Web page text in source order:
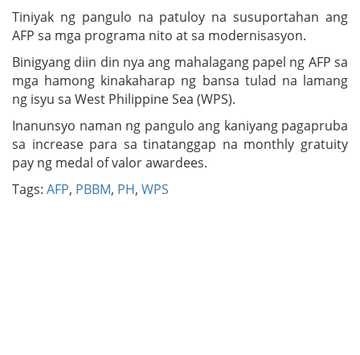
Tiniyak ng pangulo na patuloy na susuportahan ang
AFP sa mga programa nito at sa modernisasyon.
Binigyang diin din nya ang mahalagang papel ng AFP sa
mga hamong kinakaharap ng bansa tulad na lamang
ng isyu sa West Philippine Sea (WPS).
Inanunsyo naman ng pangulo ang kaniyang pagapruba
sa increase para sa tinatanggap na monthly gratuity
pay ng medal of valor awardees.
Tags: AFP, PBBM, PH, WPS